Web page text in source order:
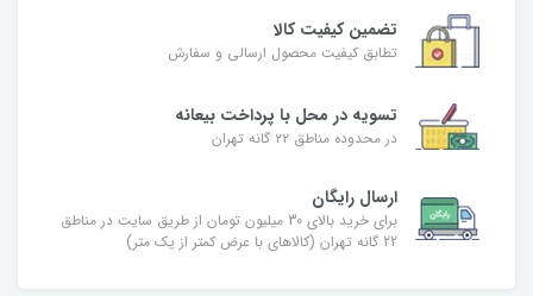
تضمین کیفیت کالا
تطابق کیفیت محصول ارسالی و سفارش
تسویه در محل با پرداخت بیعانه
در محدوده مناطق ۲۲ گانه تهران
ارسال رایگان
برای خرید بالای 30 میلیون تومان از طریق سایت در مناطق
22 گانه تهران (کالاهای با عرض کمتر از یک متر)